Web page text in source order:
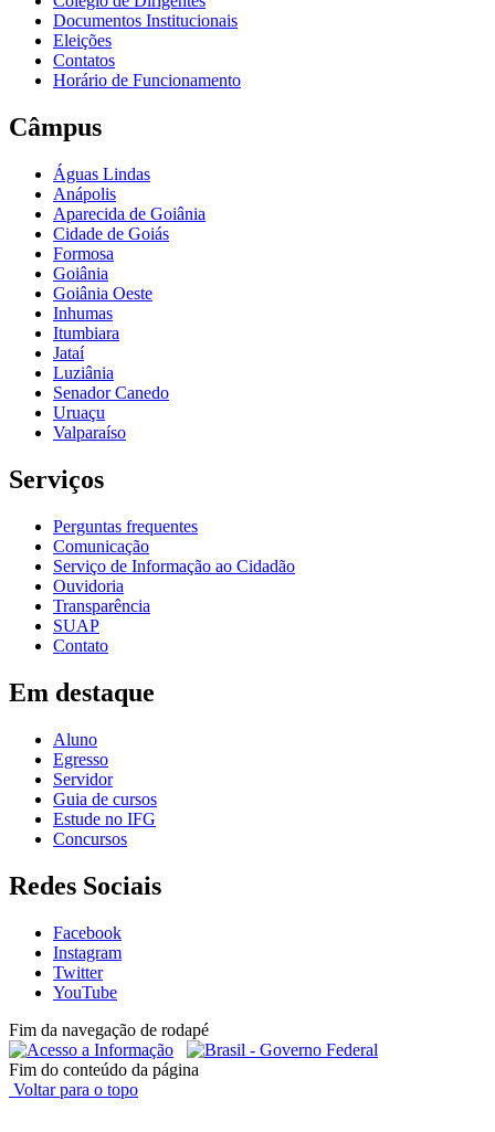
Documentos Institucionais
Eleições
Contatos
Horário de Funcionamento
Câmpus
Águas Lindas
Anápolis
Aparecida de Goiânia
Cidade de Goiás
Formosa
Goiânia
Goiânia Oeste
Inhumas
Itumbiara
Jataí
Luziânia
Senador Canedo
Uruaçu
Valparaíso
Serviços
Perguntas frequentes
Comunicação
Serviço de Informação ao Cidadão
Ouvidoria
Transparência
SUAP
Contato
Em destaque
Aluno
Egresso
Servidor
Guia de cursos
Estude no IFG
Concursos
Redes Sociais
Facebook
Instagram
Twitter
YouTube
Fim da navegação de rodapé
Fim do conteúdo da página
Voltar para o topo